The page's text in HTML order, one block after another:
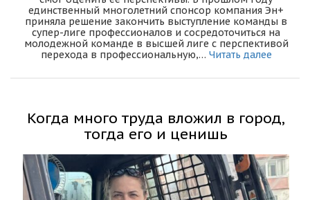
единственный многолетний спонсор компания Эн+
приняла решение закончить выступление команды в
супер-лиге профессионалов и сосредоточиться на
молодежной команде в высшей лиге с перспективой
перехода в профессиональную,… Читать далее
Когда много труда вложил в город,
тогда его и ценишь